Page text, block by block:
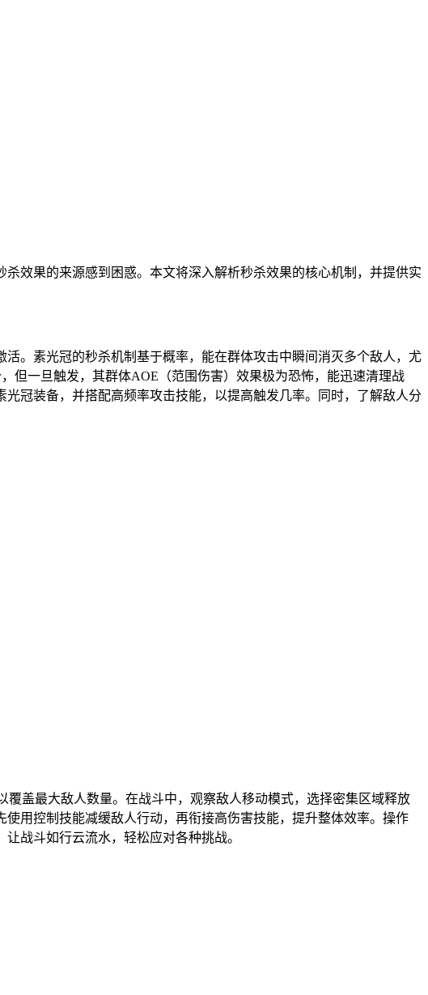
效果的来源感到困惑。本文将深入解析秒杀效果的核心机制，并提供实
。素光冠的秒杀机制基于概率，能在群体攻击中瞬间消灭多个敌人，尤
但一旦触发，其群体AOE（范围伤害）效果极为恐怖，能迅速清理战
冠装备，并搭配高频率攻击技能，以提高触发几率。同时，了解敌人分
盖最大敌人数量。在战斗中，观察敌人移动模式，选择密集区域释放
用控制技能减缓敌人行动，再衔接高伤害技能，提升整体效率。操作
战斗如行云流水，轻松应对各种挑战。